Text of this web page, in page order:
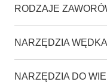
RODZAJE
NARZĘDZIA
NARZĘDZIA DO